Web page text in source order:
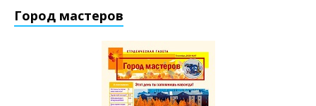
Город мастеров